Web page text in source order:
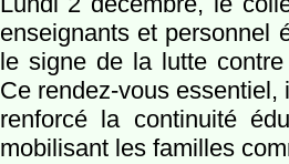
enseignants et personnel
le signe de la lutte
Ce rendez-vous essentiel,
renforcé la continuité
mobilisant les familles